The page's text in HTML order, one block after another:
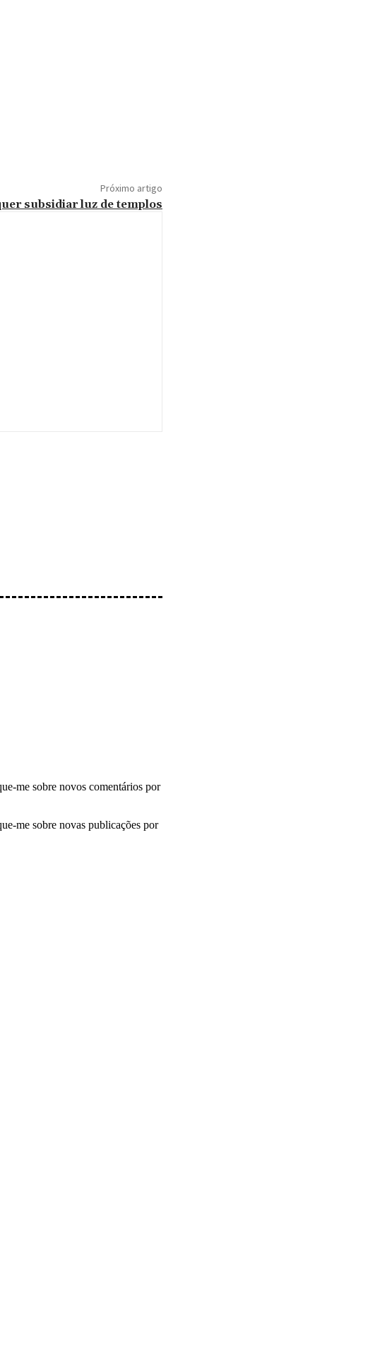
Próximo artigo
subsidiar luz de templos
me sobre novos comentários por
me sobre novas publicações por